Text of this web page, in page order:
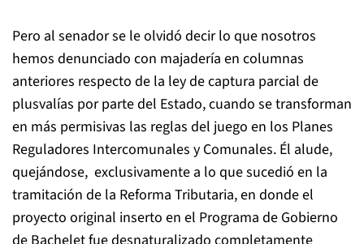
Pero al senador se le olvidó decir lo que nosotros
hemos denunciado con majadería en columnas
anteriores respecto de la ley de captura parcial de
plusvalías por parte del Estado, cuando se transforman
en más permisivas las reglas del juego en los Planes
Reguladores Intercomunales y Comunales. Él alude,
quejándose, exclusivamente a lo que sucedió en la
tramitación de la Reforma Tributaria, en donde el
proyecto original inserto en el Programa de Gobierno